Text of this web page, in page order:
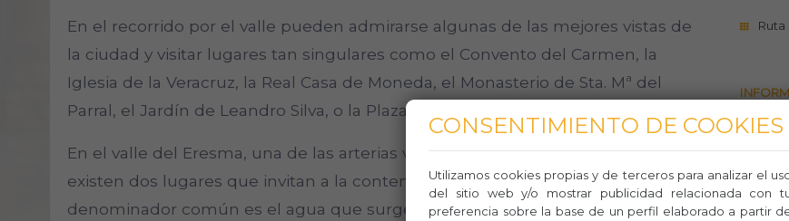
En el recorrido por el valle pueden admirarse algunas de las mejores vistas de
la ciudad y visitar lugares tan singulares como el Convento del Carmen, la
Iglesia de la Veracruz, la Real Casa de Moneda, el Monasterio de Sta. Mª del
Parral, el Jardín de Leandro Silva, o la Plaza de San Lorenzo.
En el valle del Eresma, una de las arterias verdes de la ciudad de Segovia,
existen dos lugares que invitan a la contemplación y el sosiego y cuyo
denominador común es el agua que surge de la roca: el monasterio de Santa
Ruta
CONSENTIMIENTO DE COOKIES
Utilizamos cookies propias y de terceros para analizar el
del sitio web y/o mostrar publicidad relacionada con
preferencia sobre la base de un perfil elaborado a partir